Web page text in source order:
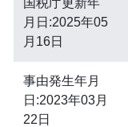
国税庁更新年
月日:2025年05
月16日
事由発生年月
日:2023年03月
22日